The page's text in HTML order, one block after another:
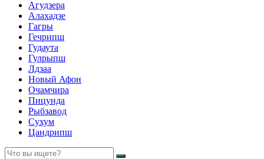
Агудзера
Алахадзе
Гагры
Гечрипш
Гудаута
Гулрыпш
Лдзаа
Новый Афон
Очамчира
Пицунда
Рыбзавод
Сухум
Цандрипш